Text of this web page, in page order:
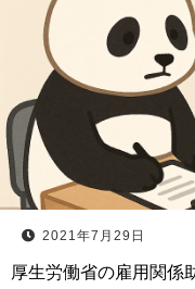
2021年7月29日
厚生労働省の雇用関係